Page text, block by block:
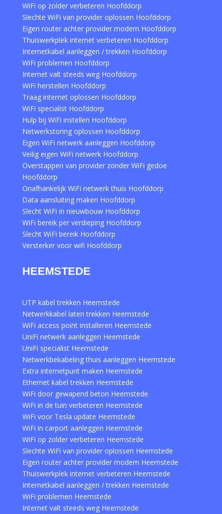
WiFi op zolder verbeteren Hoofddorp
Slechte WiFi van provider oplossen Hoofddorp
Eigen router achter provider modem Hoofddorp
Thuiswerkplek internet verbeteren Hoofddorp
Internetkabel aanleggen / trekken Hoofddorp
WiFi problemen Hoofddorp
Internet valt steeds weg Hoofddorp
WiFi herstellen Hoofddorp
Traag internet oplossen Hoofddorp
WiFi specialist Hoofddorp
Hulp bij WiFi instellen Hoofddorp
Netwerkstoring oplossen Hoofddorp
Eigen WiFi netwerk aanleggen Hoofddorp
Veilig eigen WiFi netwerk Hoofddorp
Overstappen van provider zonder WiFi gedoe
Hoofddorp
Onafhankelijk WiFi netwerk thuis Hoofddorp
Data aansluiting maken Hoofddorp
Slecht WiFi in nieuwbouw Hoofddorp
WiFi bereik per verdieping Hoofddorp
Slecht WiFi bereik Hoofddorp
Versterker voor wifi Hoofddorp
HEEMSTEDE
UTP kabel trekken Heemstede
Netwerkkabel laten trekken Heemstede
WiFi access point installeren Heemstede
UniFi netwerk aanleggen Heemstede
UniFi specialist Heemstede
Netwerkbekabeling thuis aanleggen Heemstede
Extra internetpunt maken Heemstede
Ethernet kabel trekken Heemstede
WiFi door gewapend beton Heemstede
WiFi in de tuin verbeteren Heemstede
WiFi voor Tesla update Heemstede
WiFi in carport aanleggen Heemstede
WiFi op zolder verbeteren Heemstede
Slechte WiFi van provider oplossen Heemstede
Eigen router achter provider modem Heemstede
Thuiswerkplek internet verbeteren Heemstede
Internetkabel aanleggen / trekken Heemstede
WiFi problemen Heemstede
Internet valt steeds weg Heemstede